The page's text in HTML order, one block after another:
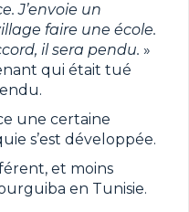
J’envoie un
faire une école.
il sera pendu. »
qui était tué
une certaine
s’est développée.
et moins
en Tunisie.